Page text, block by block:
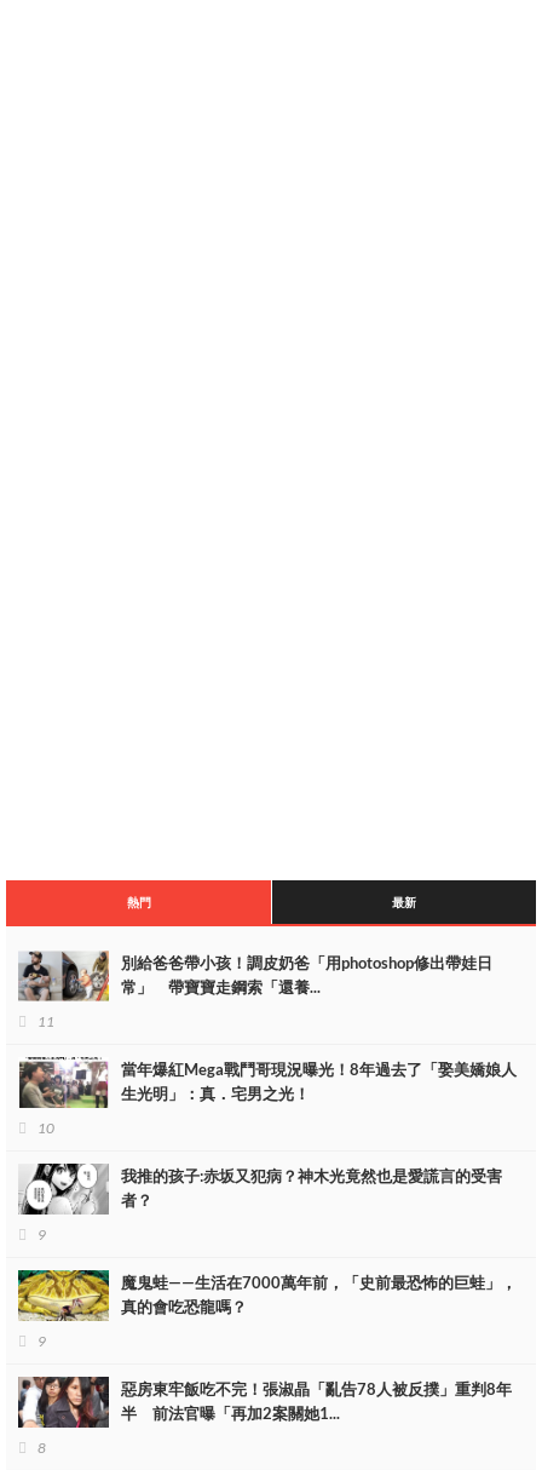
熱門 最新
別給爸爸帶小孩！調皮奶爸「用photoshop修出帶娃日
常」 帶寶寶走鋼索「還養...
11
當年爆紅Mega戰鬥哥現況曝光！8年過去了「娶美嬌娘人
生光明」：真．宅男之光！
10
我推的孩子:赤坂又犯病？神木光竟然也是愛謊言的受害
者？
9
魔鬼蛙——生活在7000萬年前，「史前最恐怖的巨蛙」，
真的會吃恐龍嗎？
9
惡房東牢飯吃不完！張淑晶「亂告78人被反撲」重判8年
半 前法官曝「再加2案關她1...
8